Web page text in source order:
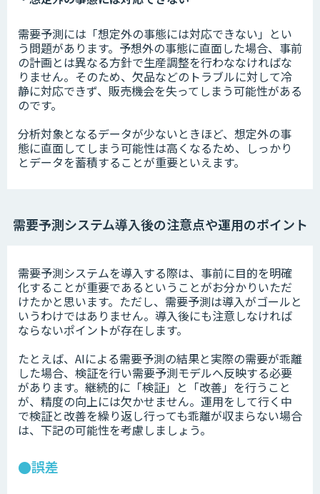
需要予測には「想定外の事態には対応できない」とい
う問題があります。予想外の事態に直面した場合、事前
の計画とは異なる方針で生産調整を行わななければな
りません。そのため、欠品などのトラブルに対して冷
静に対応できず、販売機会を失ってしまう可能性がある
のです。
分析対象となるデータが少ないときほど、想定外の事
態に直面してしまう可能性は高くなるため、しっかり
とデータを蓄積することが重要といえます。
需要予測システム導入後の注意点や運用のポイント
需要予測システムを導入する際は、事前に目的を明確
化することが重要であるということがお分かりいただ
けたかと思います。ただし、需要予測は導入がゴールと
いうわけではありません。導入後にも注意しなければ
ならないポイントが存在します。
たとえば、AIによる需要予測の結果と実際の需要が乖離
した場合、検証を行い需要予測モデルへ反映する必要
があります。継続的に「検証」と「改善」を行うこと
が、精度の向上には欠かせません。運用をして行く中
で検証と改善を繰り返し行っても乖離が収まらない場合
は、下記の可能性を考慮しましょう。
●誤差